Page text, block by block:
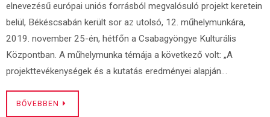
elnevezésű európai uniós forrásból megvalósuló projekt keretein
belül, Békéscsabán került sor az utolsó, 12. műhelymunkára,
2019. november 25-én, hétfőn a Csabagyöngye Kulturális
Központban. A műhelymunka témája a következő volt: „A
projekttevékenységek és a kutatás eredményei alapján…
BŐVEBBEN